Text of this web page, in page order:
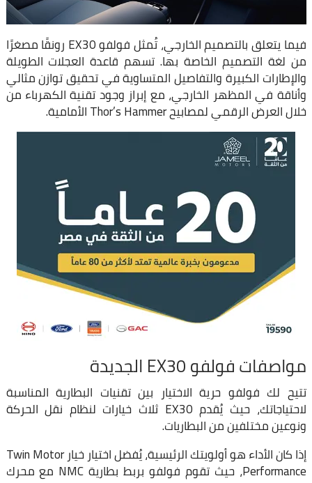
فيما يتعلق بالتصميم الخارجي، تُمثل فولفو EX30 رونقًا مصغرًا
من لغة التصميم الخاصة بها. تسهم قاعدة العجلات الطويلة
والإطارات الكبيرة والتفاصيل المتساوية في تحقيق توازن مثالي
وأناقة في المظهر الخارجي، مع إبراز وجود تقنية الكهرباء من
خلال العرض الرقمي لمصابيح Thor’s Hammer الأمامية.
مواصفات فولفو EX30 الجديدة
تتيح لك فولفو حرية الاختيار بين تقنيات البطارية المناسبة
لاحتياجاتك، حيث يُقدم EX30 ثلاث خيارات لنظام نقل الحركة
ونوعين مختلفين من البطاريات.
إذا كان الأداء هو أولويتك الرئيسية، يُفضل اختيار خيار Twin Motor
Performance، حيث تقوم فولفو بربط بطارية NMC مع محرك